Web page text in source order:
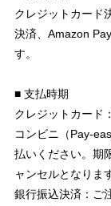
クレジットカード
決済、Amazon
す。
■ 支払時期
クレジットカード
コンビニ（Pay-
払いください。期
ャンセルとなりま
銀行振込決済：ご